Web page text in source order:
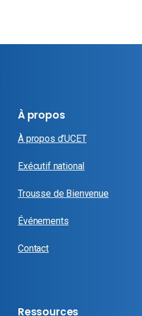
À propos
À propos d’UCET
Exécutif national
Trousse de Bienvenue
Événements
Contact
Ressources